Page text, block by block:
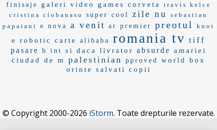
finisaje
galeri video games corveta
travis kelce
cristina ciobanasu
super cool zile nu
sebastian
papaiani
e nova a venit ar premier preotul knot
e robotic carte alibaba romania tv tiff
pasare b int si daca livrator absurde
amariei
ciudad de m
palestinian pproved
world box
orinte
salvati copii
© Copyright 2000-2026 iStorm. Toate drepturile rezervate.